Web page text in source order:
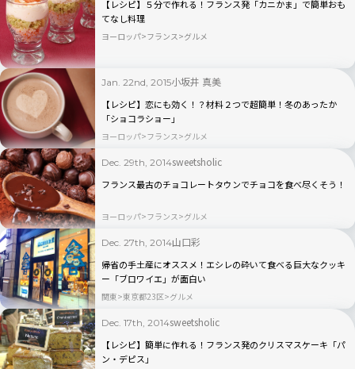
【レシピ】５分で作れる！フランス発「カニかま」で簡単おも
てなし料理
ヨーロッパ フランス グルメ
Jan. 22nd, 2015小坂井 真美
【レシピ】恋にも効く！？材料２つで超簡単！冬のあったか
「ショコラショー」
ヨーロッパ フランス グルメ
Dec. 29th, 2014sweetsholic
フランス最古のチョコレートタウンでチョコを食べ尽くそう！
ヨーロッパ フランス グルメ
Dec. 27th, 2014山口彩
帰省の手土産にオススメ！エシレの砕いて食べる巨大なクッキ
ー「ブロワイエ」が面白い
関東 東京都23区 グルメ
Dec. 17th, 2014sweetsholic
【レシピ】簡単に作れる！フランス発のクリスマスケーキ「パ
ン・デピス」